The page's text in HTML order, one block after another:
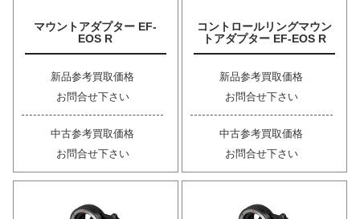
マウントアダプター EF-
EOS R
新品参考買取価格
お問合せ下さい
中古参考買取価格
お問合せ下さい
コントロールリングマウン
トアダプター EF-EOS R
新品参考買取価格
お問合せ下さい
中古参考買取価格
お問合せ下さい